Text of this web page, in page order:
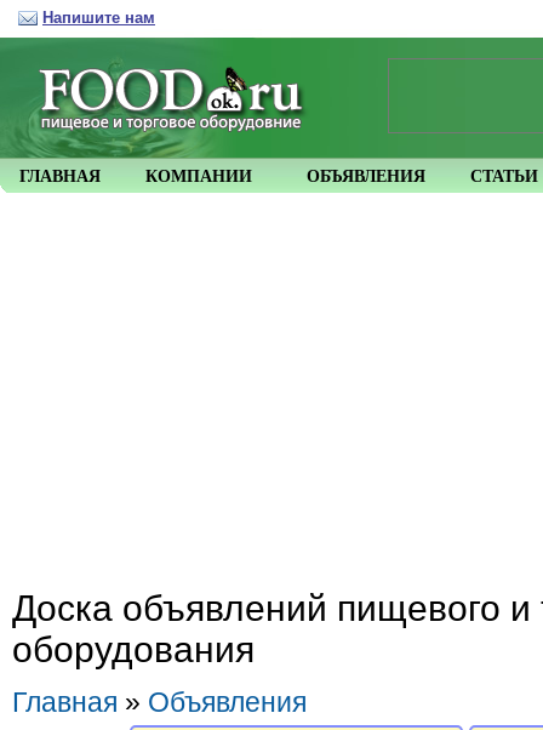
Доска объявлений пищевого и
оборудования
Главная » Объявления
ГЛАВНАЯ КОМПАНИИ ОБЪЯВЛЕНИЯ СТАТЬИ
Напишите нам